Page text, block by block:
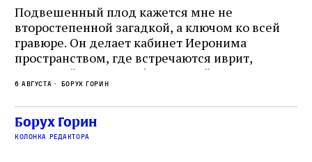
Подвешенный плод кажется мне не
второстепенной загадкой, а ключом ко всей
гравюре. Он делает кабинет Иеронима
пространством, где встречаются иврит,
греческий и латынь; буквальный смысл и
церковная традиция; филологическая
точность и понятность; переводчик,
убеждённый в необходимости исправления, и
читатель, воспринимающий исправление как
6 августа Борух Горин
Борух Горин
колонка редактора